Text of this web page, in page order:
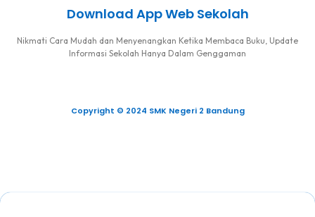
Download App Web Sekolah
Nikmati Cara Mudah dan Menyenangkan Ketika Membaca Buku, Update
Informasi Sekolah Hanya Dalam Genggaman
Copyright © 2024 SMK Negeri 2 Bandung